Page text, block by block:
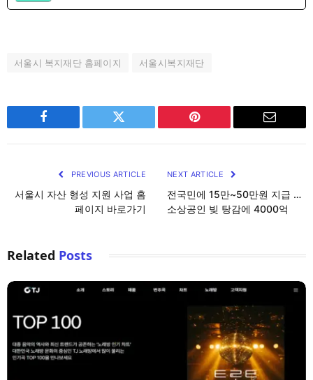
서울시 복지재단 홈페이지 서울시복지재단
Facebook Twitter Pinterest Email
PREVIOUS ARTICLE
서울시 자산 형성 지원 사업 홈
페이지 바로가기
NEXT ARTICLE
전국민에 15만~50만원 지급 …
소상공인 빚 탕감에 4000억
Related Posts